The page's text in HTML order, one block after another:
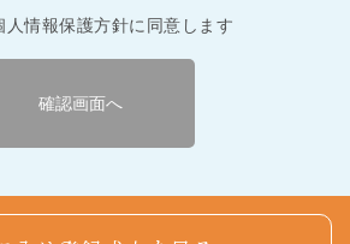
るサービスに関するアンケートなら
して有意義と思われる情報の提供と
第三者提供について
する場合を除きます。
たは財産の保護の為に必要である場合
人情報保護方針に同意します